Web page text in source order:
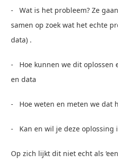
- Wat is het probleem? Ze
samen op zoek wat het echte
data) .
- Hoe kunnen we dit oplossen
en data
- Hoe weten en meten we dat
- Kan en wil je deze oplossing
Op zich lijkt dit niet echt als